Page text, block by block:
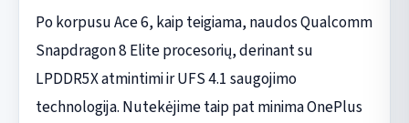
Po korpusu Ace 6, kaip teigiama, naudos Qualcomm
Snapdragon 8 Elite procesorių, derinant su
LPDDR5X atmintimi ir UFS 4.1 saugojimo
technologija. Nutekėjime taip pat minima OnePlus